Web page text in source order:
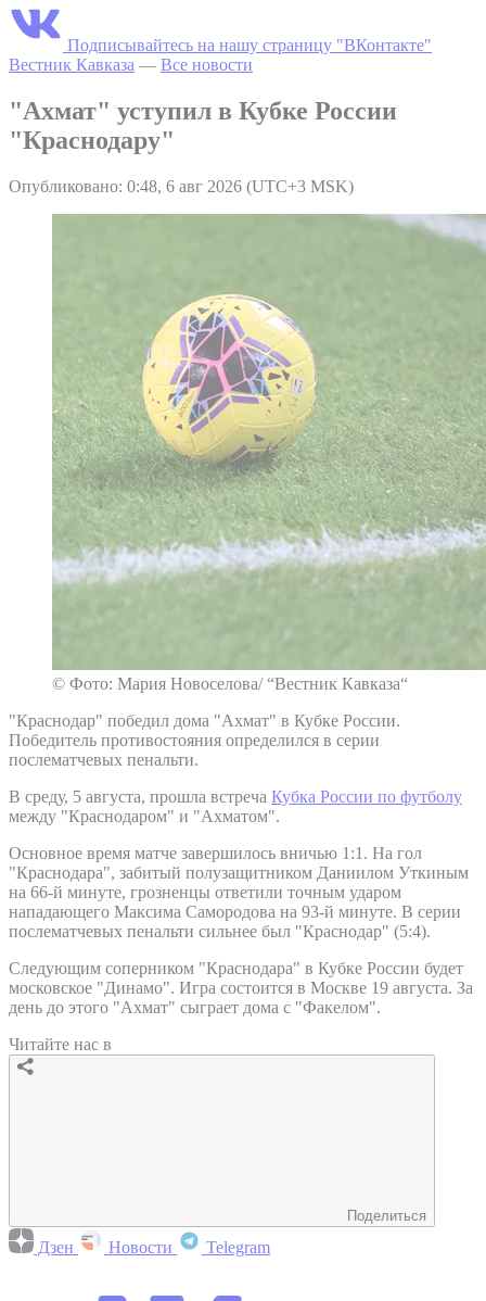
Подписывайтесь на нашу страницу "ВКонтакте"
Вестник Кавказа — Все новости
"Ахмат" уступил в Кубке России
"Краснодару"
Опубликовано: 0:48, 6 авг 2026 (UTC+3 MSK)
© Фото: Мария Новоселова/ “Вестник Кавказа“
"Краснодар" победил дома "Ахмат" в Кубке России.
Победитель противостояния определился в серии
послематчевых пенальти.
В среду, 5 августа, прошла встреча Кубка России по футболу
между "Краснодаром" и "Ахматом".
Основное время матче завершилось вничью 1:1. На гол
"Краснодара", забитый полузащитником Даниилом Уткиным
на 66-й минуте, грозненцы ответили точным ударом
нападающего Максима Самородова на 93-й минуте. В серии
послематчевых пенальти сильнее был "Краснодар" (5:4).
Следующим соперником "Краснодара" в Кубке России будет
московское "Динамо". Игра состоится в Москве 19 августа. За
день до этого "Ахмат" сыграет дома с "Факелом".
Читайте нас в
Поделиться
Дзен Новости Telegram